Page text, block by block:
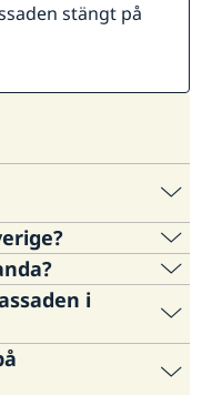
stängt på
svenskt
en del av ditt
i
i Kampala
2024 är
för
från ugandiska
med ett giltigt
ha visum till
i
inte